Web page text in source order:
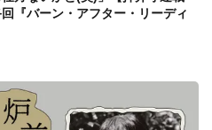
『バーン・アフター・リーディ